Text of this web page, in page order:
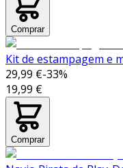
Comprar
Kit de estampagem e
29,99 €-33%
19,99 €
Comprar